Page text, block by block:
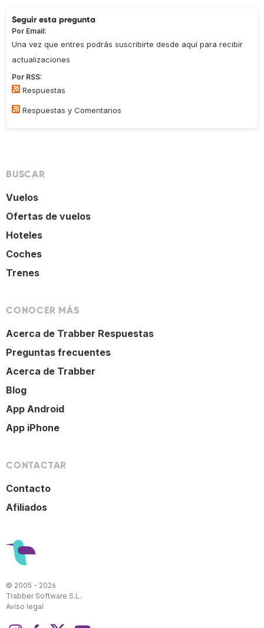
Seguir esta pregunta
Por Email:
Una vez que entres podrás suscribirte desde aquí para recibir
actualizaciones
Por RSS:
Respuestas
Respuestas y Comentarios
BUSCAR
Vuelos
Ofertas de vuelos
Hoteles
Coches
Trenes
CONOCER MÁS
Acerca de Trabber Respuestas
Preguntas frecuentes
Acerca de Trabber
Blog
App Android
App iPhone
CONTACTAR
Contacto
Afiliados
© 2005 - 2026
Trabber Software S.L.
Aviso legal